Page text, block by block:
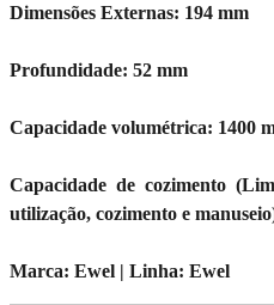
Dimensões Externas: 194 mm
Profundidade: 52 mm
Capacidade volumétrica: 1400
Capacidade de cozimento
utilização, cozimento e
Marca: Ewel | Linha: Ewel